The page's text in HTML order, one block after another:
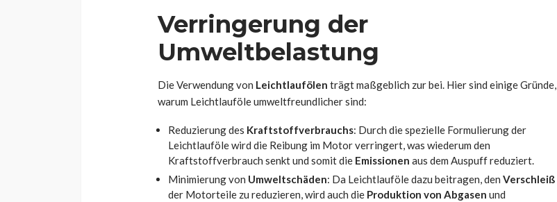
Verringerung der
Umweltbelastung
Die Verwendung von Leichtlaufölen trägt maßgeblich zur bei. Hier sind einige Gründe,
warum Leichtlauföle umweltfreundlicher sind:
Reduzierung des Kraftstoffverbrauchs: Durch die spezielle Formulierung der
Leichtlauföle wird die Reibung im Motor verringert, was wiederum den
Kraftstoffverbrauch senkt und somit die Emissionen aus dem Auspuff reduziert.
Minimierung von Umweltschäden: Da Leichtlauföle dazu beitragen, den Verschleiß
der Motorteile zu reduzieren, wird auch die Produktion von Abgasen und